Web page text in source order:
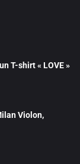
T-shirt « LOVE »
Violon,